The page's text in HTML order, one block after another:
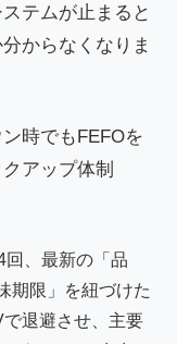
テムが止まると
からなくなりま
時でもFEFOを
アップ体制
回、最新の「品
期限」を紐づけた
退避させ、主要